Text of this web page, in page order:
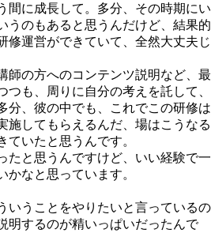
間に成長して。多分、その時期にい
うのもあると思うんだけど、結果的
修運営ができていて、全然大丈夫じ
師の方へのコンテンツ説明など、最
つも、周りに自分の考えを託して、
分、彼の中でも、これでこの研修は
施してもらえるんだ、場はこうなる
ていたと思うんです。
たと思うんですけど、いい経験で一
かなと思っています。
いうことをやりたいと言っているの
明するのが精いっぱいだったんで